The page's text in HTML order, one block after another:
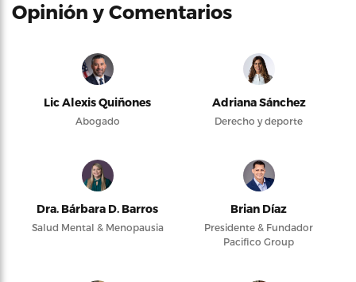
Opinión y Comentarios
Lic Alexis Quiñones
Abogado
Adriana Sánchez
Derecho y deporte
Dra. Bárbara D. Barros
Salud Mental & Menopausia
Brian Díaz
Presidente & Fundador
Pacifico Group